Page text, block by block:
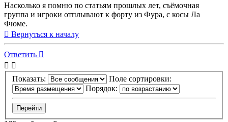
Насколько я помню по статьям прошлых лет, съёмочная
группа и игроки отплывают к форту из Фура, с косы Ла
Фюме.
Вернуться к началу
Ответить
Показать:
Поле сортировки:
Порядок: